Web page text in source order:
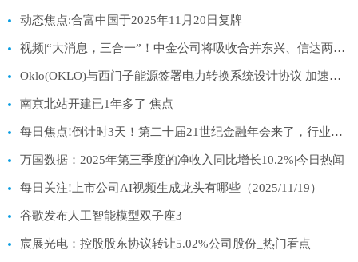
动态焦点:合富中国于2025年11月20日复牌
视频|“大消息，三合一”！中金公司将吸收合并东兴、信达两券商，千亿市值券商腾飞
Oklo(OKLO)与西门子能源签署电力转换系统设计协议 加速其首座核电站建设 热文
南京北站开建已1年多了 焦点
每日焦点!倒计时3天！第二十届21世纪金融年会来了，行业共话金融未来
万国数据：2025年第三季度的净收入同比增长10.2%|今日热闻
每日关注!上市公司AI视频生成龙头有哪些（2025/11/19）
谷歌发布人工智能模型双子座3
宸展光电：控股股东协议转让5.02%公司股份_热门看点